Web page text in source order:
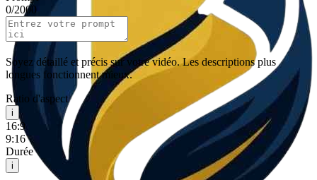
0/2000
Soyez détaillé et précis sur votre vidéo. Les descriptions plus
longues fonctionnent mieux.
Ratio d'aspect
i
16:9
9:16
Durée
i